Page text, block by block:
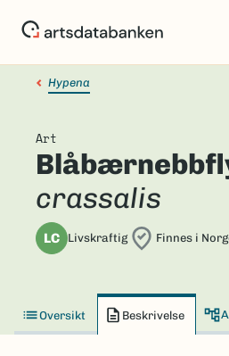
Hypena
Art
crassalis
LC Livskraftig Finnes i
Oversikt Beskrivelse